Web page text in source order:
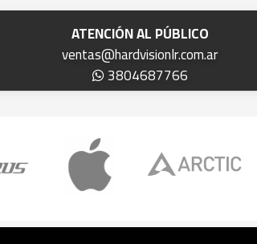
ATENCIÓN AL PÚBLICO
ventas@hardvisionlr.com.ar
3804687766